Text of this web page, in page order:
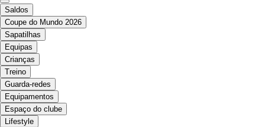
Saldos
Coupe do Mundo 2026
Sapatilhas
Equipas
Crianças
Treino
Guarda-redes
Equipamentos
Espaço do clube
Lifestyle